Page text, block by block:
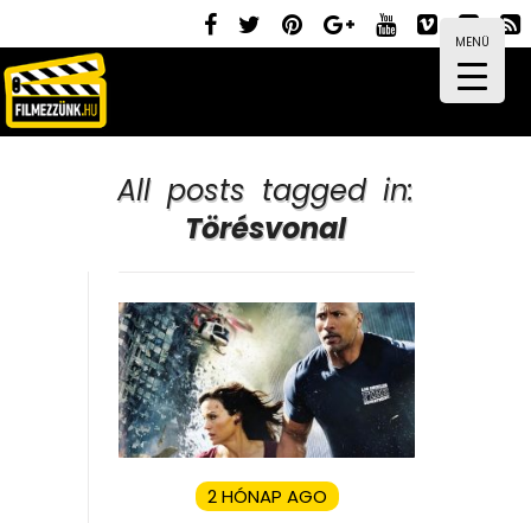
MENÜ
All posts tagged in:
Törésvonal
2 HÓNAP AGO